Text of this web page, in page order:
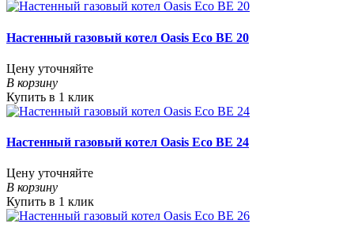
Настенный газовый котел Oasis Eco BE 20
Цену уточняйте
В корзину
Купить в 1 клик
Настенный газовый котел Oasis Eco BE 24
Цену уточняйте
В корзину
Купить в 1 клик